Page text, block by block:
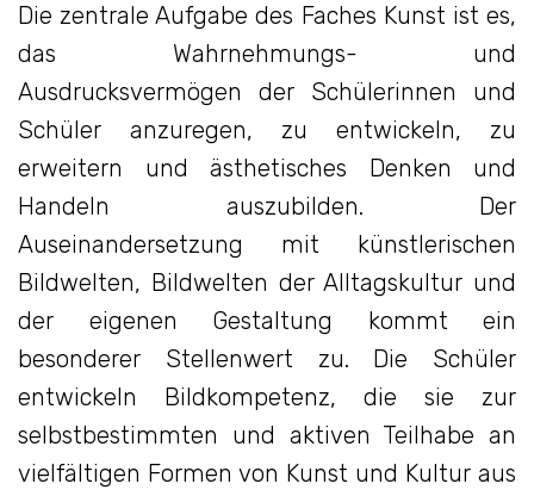
Die zentrale Aufgabe des Faches Kunst ist es,
das Wahrnehmungs- und
Ausdrucksvermögen der Schülerinnen und
Schüler anzuregen, zu entwickeln, zu
erweitern und ästhetisches Denken und
Handeln auszubilden. Der
Auseinandersetzung mit künstlerischen
Bildwelten, Bildwelten der Alltagskultur und
der eigenen Gestaltung kommt ein
besonderer Stellenwert zu. Die Schüler
entwickeln Bildkompetenz, die sie zur
selbstbestimmten und aktiven Teilhabe an
vielfältigen Formen von Kunst und Kultur aus